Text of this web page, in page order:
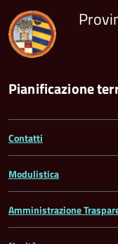
Pianificazione
Contatti
Modulistica
Amministrazione